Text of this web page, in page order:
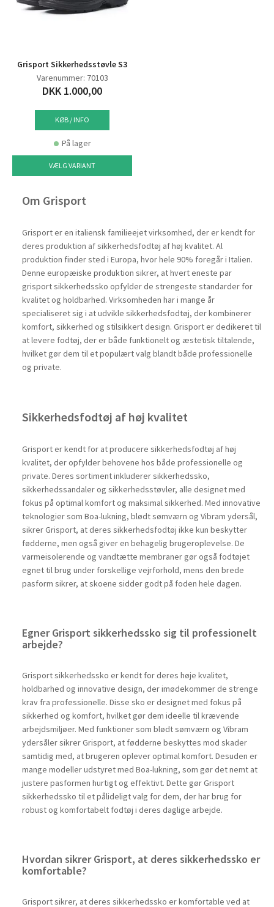
Grisport Sikkerhedsstøvle S3
Varenummer: 70103
DKK 1.000,00
KØB / INFO
På lager
VÆLG VARIANT
Om Grisport
Grisport er en italiensk familieejet virksomhed, der er kendt for
deres produktion af sikkerhedsfodtøj af høj kvalitet. Al
produktion finder sted i Europa, hvor hele 90% foregår i Italien.
Denne europæiske produktion sikrer, at hvert eneste par
grisport sikkerhedssko opfylder de strengeste standarder for
kvalitet og holdbarhed. Virksomheden har i mange år
specialiseret sig i at udvikle sikkerhedsfodtøj, der kombinerer
komfort, sikkerhed og stilsikkert design. Grisport er dedikeret til
at levere fodtøj, der er både funktionelt og æstetisk tiltalende,
hvilket gør dem til et populært valg blandt både professionelle
og private.
Sikkerhedsfodtøj af høj kvalitet
Grisport er kendt for at producere sikkerhedsfodtøj af høj
kvalitet, der opfylder behovene hos både professionelle og
private. Deres sortiment inkluderer sikkerhedssko,
sikkerhedssandaler og sikkerhedsstøvler, alle designet med
fokus på optimal komfort og maksimal sikkerhed. Med innovative
teknologier som Boa-lukning, blødt sømværn og Vibram ydersål,
sikrer Grisport, at deres sikkerhedsfodtøj ikke kun beskytter
fødderne, men også giver en behagelig brugeroplevelse. De
varmeisolerende og vandtætte membraner gør også fodtøjet
egnet til brug under forskellige vejrforhold, mens den brede
pasform sikrer, at skoene sidder godt på foden hele dagen.
Egner Grisport sikkerhedssko sig til professionelt
arbejde?
Grisport sikkerhedssko er kendt for deres høje kvalitet,
holdbarhed og innovative design, der imødekommer de strenge
krav fra professionelle. Disse sko er designet med fokus på
sikkerhed og komfort, hvilket gør dem ideelle til krævende
arbejdsmiljøer. Med funktioner som blødt sømværn og Vibram
ydersåler sikrer Grisport, at fødderne beskyttes mod skader
samtidig med, at brugeren oplever optimal komfort. Desuden er
mange modeller udstyret med Boa-lukning, som gør det nemt at
justere pasformen hurtigt og effektivt. Dette gør Grisport
sikkerhedssko til et pålideligt valg for dem, der har brug for
robust og komfortabelt fodtøj i deres daglige arbejde.
Hvordan sikrer Grisport, at deres sikkerhedssko er
komfortable?
Grisport sikrer, at deres sikkerhedssko er komfortable ved at